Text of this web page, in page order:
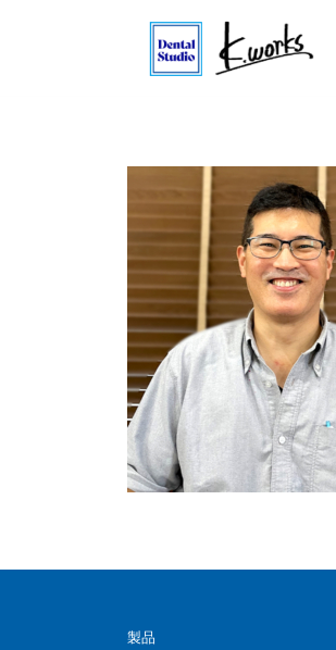
製品